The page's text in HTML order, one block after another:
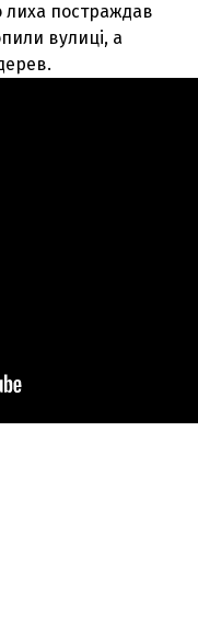
лиха постраждав
вулиці, а